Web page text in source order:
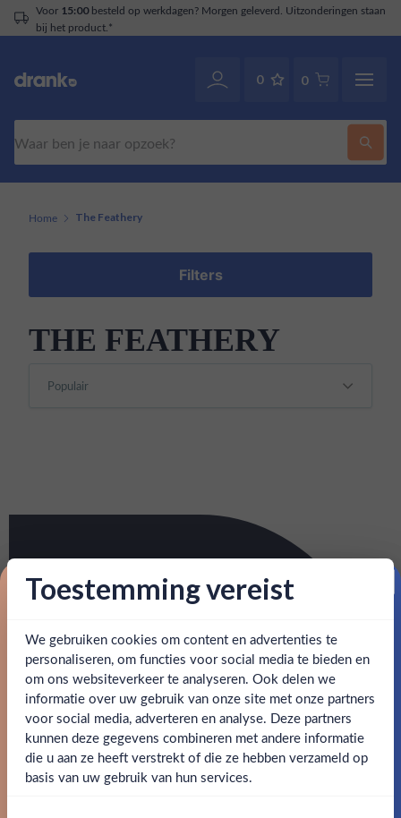
Voor 15:00besteld op werkdagen? Morgen geleverd. Uitzonderingen staan
bij het product.*
0 0
Ben jij 18 jaar of ouder?
Ja Nee
Home The Feathery
Filters
THE FEATHERY
Toestemming vereist
We gebruiken cookies om content en advertenties te
personaliseren, om functies voor social media te bieden en
om ons websiteverkeer te analyseren. Ook delen we
informatie over uw gebruik van onze site met onze partners
voor social media, adverteren en analyse. Deze partners
kunnen deze gegevens combineren met andere informatie
die u aan ze heeft verstrekt of die ze hebben verzameld op
basis van uw gebruik van hun services.
Proost op je eerste korting!
Schrijf je in en ontvang direct 5% korting op je eerste
bestelling.
Email
Claim mijn korting